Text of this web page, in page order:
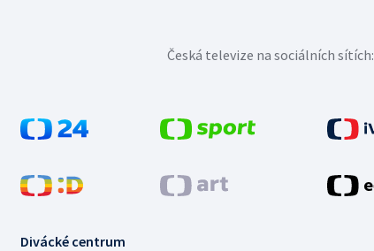
Divácké centrum
Česká televize na sociálních sítích: